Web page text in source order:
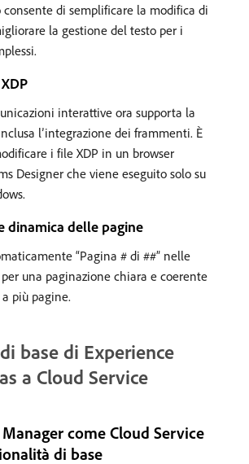
di semplificare la modifica di
la gestione del testo per i
interattive ora supporta la
l’integrazione dei frammenti. È
i file XDP in un browser
Designer che viene eseguito solo su
dinamica delle pagine
“Pagina # di ##” nelle
una paginazione chiara e coerente
più pagine.
base di Experience
a Cloud Service
come Cloud Service
di base